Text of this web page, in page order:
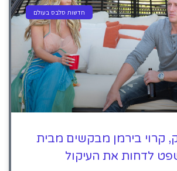
חדשות סלבס בעולם
קרוי בירמן מבקשים מבית
לדחות את העיקול